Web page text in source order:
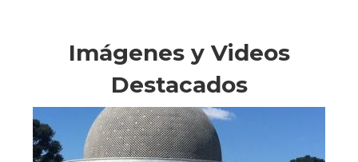
Imágenes y Videos
Destacados